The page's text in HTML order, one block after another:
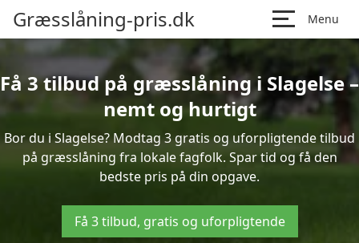
Græsslåning-pris.dk Menu
Få 3 tilbud på græsslåning i Slagelse –
nemt og hurtigt
Bor du i Slagelse? Modtag 3 gratis og uforpligtende tilbud
på græsslåning fra lokale fagfolk. Spar tid og få den
bedste pris på din opgave.
Få 3 tilbud, gratis og uforpligtende